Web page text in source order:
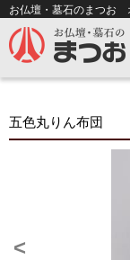
お仏壇・墓石のまつお
五色丸りん布団
<